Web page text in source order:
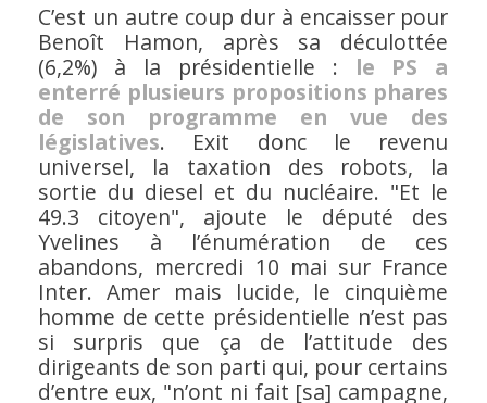
C’est un autre coup dur à encaisser pour
Benoît Hamon, après sa déculottée
(6,2%) à la présidentielle : le PS a
enterré plusieurs propositions phares
de son programme en vue des
législatives. Exit donc le revenu
universel, la taxation des robots, la
sortie du diesel et du nucléaire. "Et le
49.3 citoyen", ajoute le député des
Yvelines à l’énumération de ces
abandons, mercredi 10 mai sur France
Inter. Amer mais lucide, le cinquième
homme de cette présidentielle n’est pas
si surpris que ça de l’attitude des
dirigeants de son parti qui, pour certains
d’entre eux, "n’ont ni fait [sa] campagne,